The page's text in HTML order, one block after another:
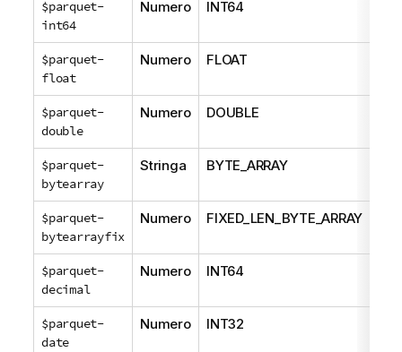
$parquet-
int64
Numero INT64
$parquet-
float
Numero FLOAT
$parquet-
double
Numero DOUBLE
$parquet-
bytearray
Stringa BYTE_ARRAY
$parquet-
bytearrayfix
Numero FIXED_LEN_BYTE_ARRAY
$parquet-
decimal
Numero INT64
$parquet-
date
Numero INT32